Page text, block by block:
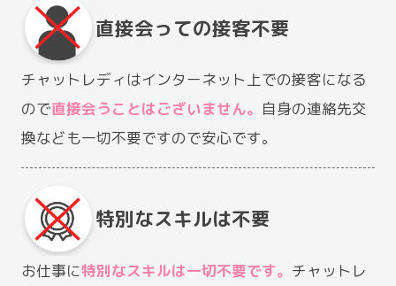
直接会っての接客不要
チャットレディはインターネット上での接客になる
ので直接会うことはございません。 自身の連絡先交
換なども一切不要ですので安心です。
特別なスキルは不要
お仕事に特別なスキルは一切不要です。 チャットレ